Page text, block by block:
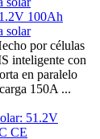
100Ah
solar
por células
inteligente con
en paralelo
150A ...